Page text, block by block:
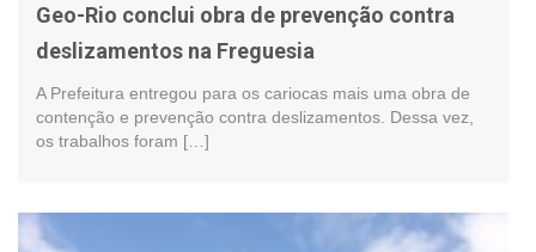
Geo-Rio conclui obra de prevenção contra
deslizamentos na Freguesia
A Prefeitura entregou para os cariocas mais uma obra de
contenção e prevenção contra deslizamentos. Dessa vez,
os trabalhos foram […]